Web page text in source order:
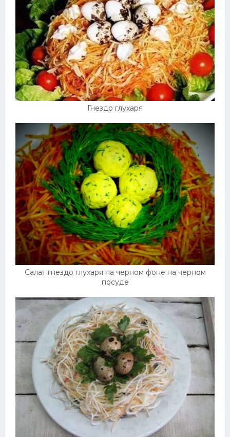
Гнездо глухаря
Салат гнездо глухаря на черном фоне на черном
посуде